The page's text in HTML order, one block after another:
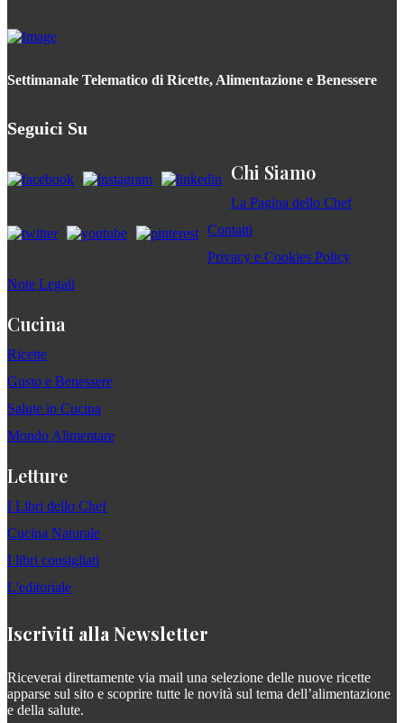
Settimanale Telematico di Ricette, Alimentazione e Benessere
Seguici Su
Chi Siamo
La Pagina dello Chef
Contatti
Privacy e Cookies Policy
Note Legali
Cucina
Ricette
Gusto e Benessere
Salute in Cucina
Mondo Alimentare
Letture
I Libri dello Chef
Cucina Naturale
I libri consigliati
L'editoriale
Iscriviti alla Newsletter
Riceverai direttamente via mail una selezione delle nuove ricette
apparse sul sito e scoprire tutte le novità sul tema dell’alimentazione
e della salute.